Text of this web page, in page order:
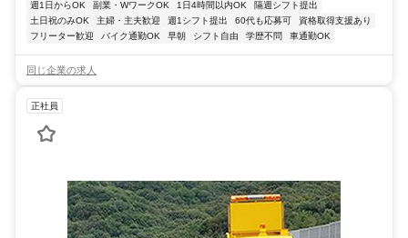
週1日からOK 副業・WワークOK 1日4時間以内OK
隔週シフト提出
土日祝のみOK
主婦・主夫歓迎 週1シフト提出 60代も応募可
資格取得支援あり
フリーター歓迎
バイク通勤OK 早朝 シフト自由 学歴不問 車通勤OK
同じ企業の求人
正社員